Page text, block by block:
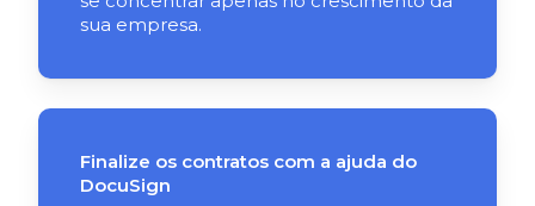
sua empresa.
Finalize os contratos com a ajuda do
DocuSign